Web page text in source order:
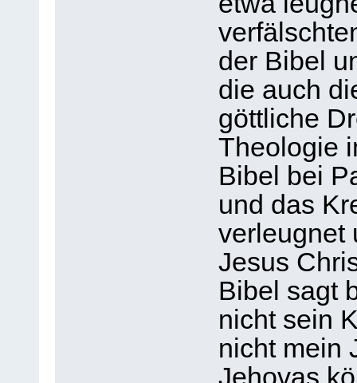
der Bibel
die auch
göttliche
Theologie
Bibel bei
und das
verleugnet
Jesus
Bibel sagt
nicht sein
nicht mein